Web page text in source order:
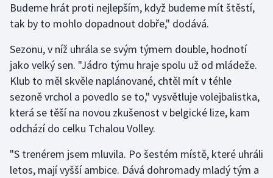
Short track
Sportovní střelba
Stolní tenis
Triatlon
Veslování
Vodní slalom
Budeme hrát proti nejlepším, když budeme mít štěstí,
tak by to mohlo dopadnout dobře," dodává.
Sezonu, v níž uhrála se svým týmem double, hodnotí
jako velký sen. "Jádro týmu hraje spolu už od mládeže.
Klub to měl skvěle naplánované, chtěl mít v téhle
sezoně vrchol a povedlo se to," vysvětluje volejbalistka,
která se těší na novou zkušenost v belgické lize, kam
odchází do celku Tchalou Volley.
"S trenérem jsem mluvila. Po šestém místě, které uhráli
letos, mají vyšší ambice. Dává dohromady mladý tým a